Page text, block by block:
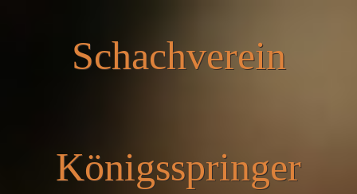
Schachverein
Königsspringer